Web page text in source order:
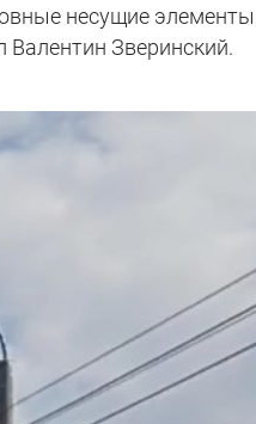
несущие элементы
Валентин Зверинский.